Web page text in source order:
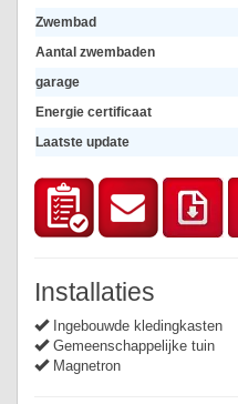
Zwembad
Aantal zwembaden
garage
Energie certificaat
Laatste update
Installaties
Ingebouwde kledingkasten
Gemeenschappelijke tuin
Magnetron